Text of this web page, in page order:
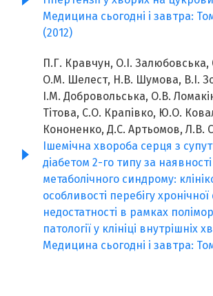
Медицина сьогодні і завтра:
(2012)
П.Г. Кравчун, О.І.
О.М. Шелест, Н.В. Шумова, В.І.
І.М. Добровольська, О.В.
Тітова, С.О. Крапівко, Ю.О.
Кононенко, Д.С. Артьомов, Л.В.
Ішемічна хвороба серця з
діабетом 2-го типу за наявності
метаболічного синдрому:
особливості перебігу
недостатності в рамках
патології у клініці внутрішніх
Медицина сьогодні і завтра: